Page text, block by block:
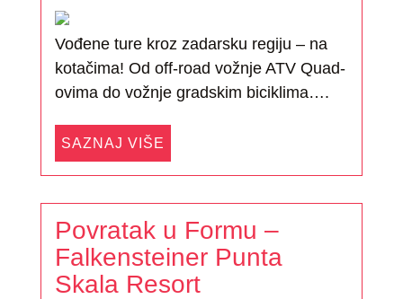
Vođene ture kroz zadarsku regiju – na
kotačima! Od off-road vožnje ATV Quad-
ovima do vožnje gradskim biciklima….
SAZNAJ VIŠE
Povratak u Formu –
Falkensteiner Punta
Skala Resort